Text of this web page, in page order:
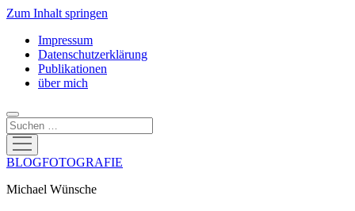
Zum Inhalt springen
Impressum
Datenschutzerklärung
Publikationen
über mich
Suchen
Menü
öffnen
BLOGFOTOGRAFIE
Michael Wünsche